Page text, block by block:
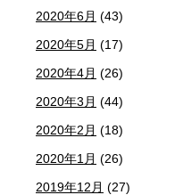
2020年6月 (43)
2020年5月 (17)
2020年4月 (26)
2020年3月 (44)
2020年2月 (18)
2020年1月 (26)
2019年12月 (27)